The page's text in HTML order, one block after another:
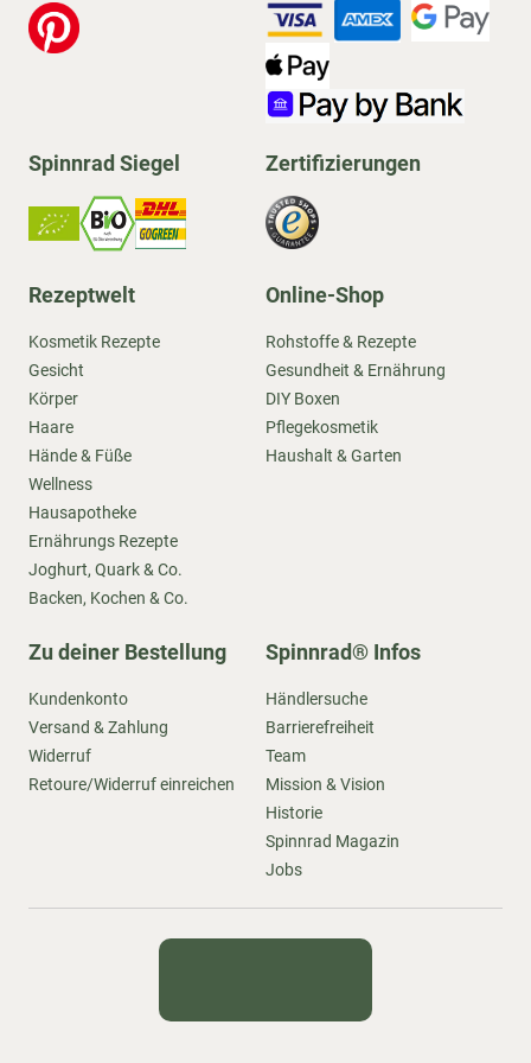
Spinnrad Siegel Zertifizierungen
Rezeptwelt
Kosmetik Rezepte
Gesicht
Körper
Haare
Hände & Füße
Wellness
Hausapotheke
Ernährungs Rezepte
Joghurt, Quark & Co.
Backen, Kochen & Co.
Online-Shop
Rohstoffe & Rezepte
Gesundheit & Ernährung
DIY Boxen
Pflegekosmetik
Haushalt & Garten
Zu deiner Bestellung
Kundenkonto
Versand & Zahlung
Widerruf
Retoure/Widerruf einreichen
Spinnrad® Infos
Händlersuche
Barrierefreiheit
Team
Mission & Vision
Historie
Spinnrad Magazin
Jobs